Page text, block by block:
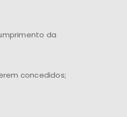
da
concedidos;